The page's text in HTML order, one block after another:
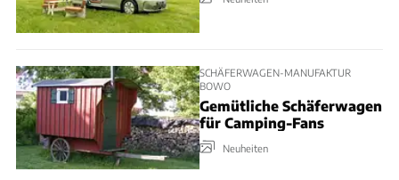
SCHÄFERWAGEN-MANUFAKTUR
BOWO
Gemütliche Schäferwagen
für Camping-Fans
Neuheiten